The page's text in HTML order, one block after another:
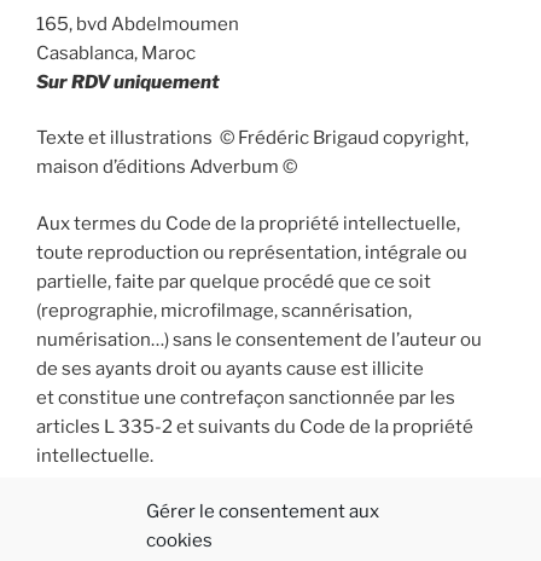
Gérer le consentement aux
cookies
165, bvd Abdelmoumen
Casablanca, Maroc
Sur RDV uniquement
Texte et illustrations © Frédéric Brigaud copyright,
maison d’éditions Adverbum ©
Aux termes du Code de la propriété intellectuelle,
toute reproduction ou représentation, intégrale ou
partielle, faite par quelque procédé que ce soit
(reprographie, microfilmage, scannérisation,
numérisation…) sans le consentement de l’auteur ou
de ses ayants droit ou ayants cause est illicite
et constitue une contrefaçon sanctionnée par les
articles L 335-2 et suivants du Code de la propriété
intellectuelle.